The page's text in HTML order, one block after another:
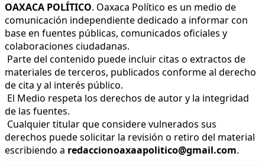
OAXACA POLÍTICO. Oaxaca Político es un medio de
comunicación independiente dedicado a informar con
base en fuentes públicas, comunicados oficiales y
colaboraciones ciudadanas.
Parte del contenido puede incluir citas o extractos de
materiales de terceros, publicados conforme al derecho
de cita y al interés público.
El Medio respeta los derechos de autor y la integridad
de las fuentes.
Cualquier titular que considere vulnerados sus
derechos puede solicitar la revisión o retiro del material
escribiendo a redaccionoaxaapolitico@gmail.com.